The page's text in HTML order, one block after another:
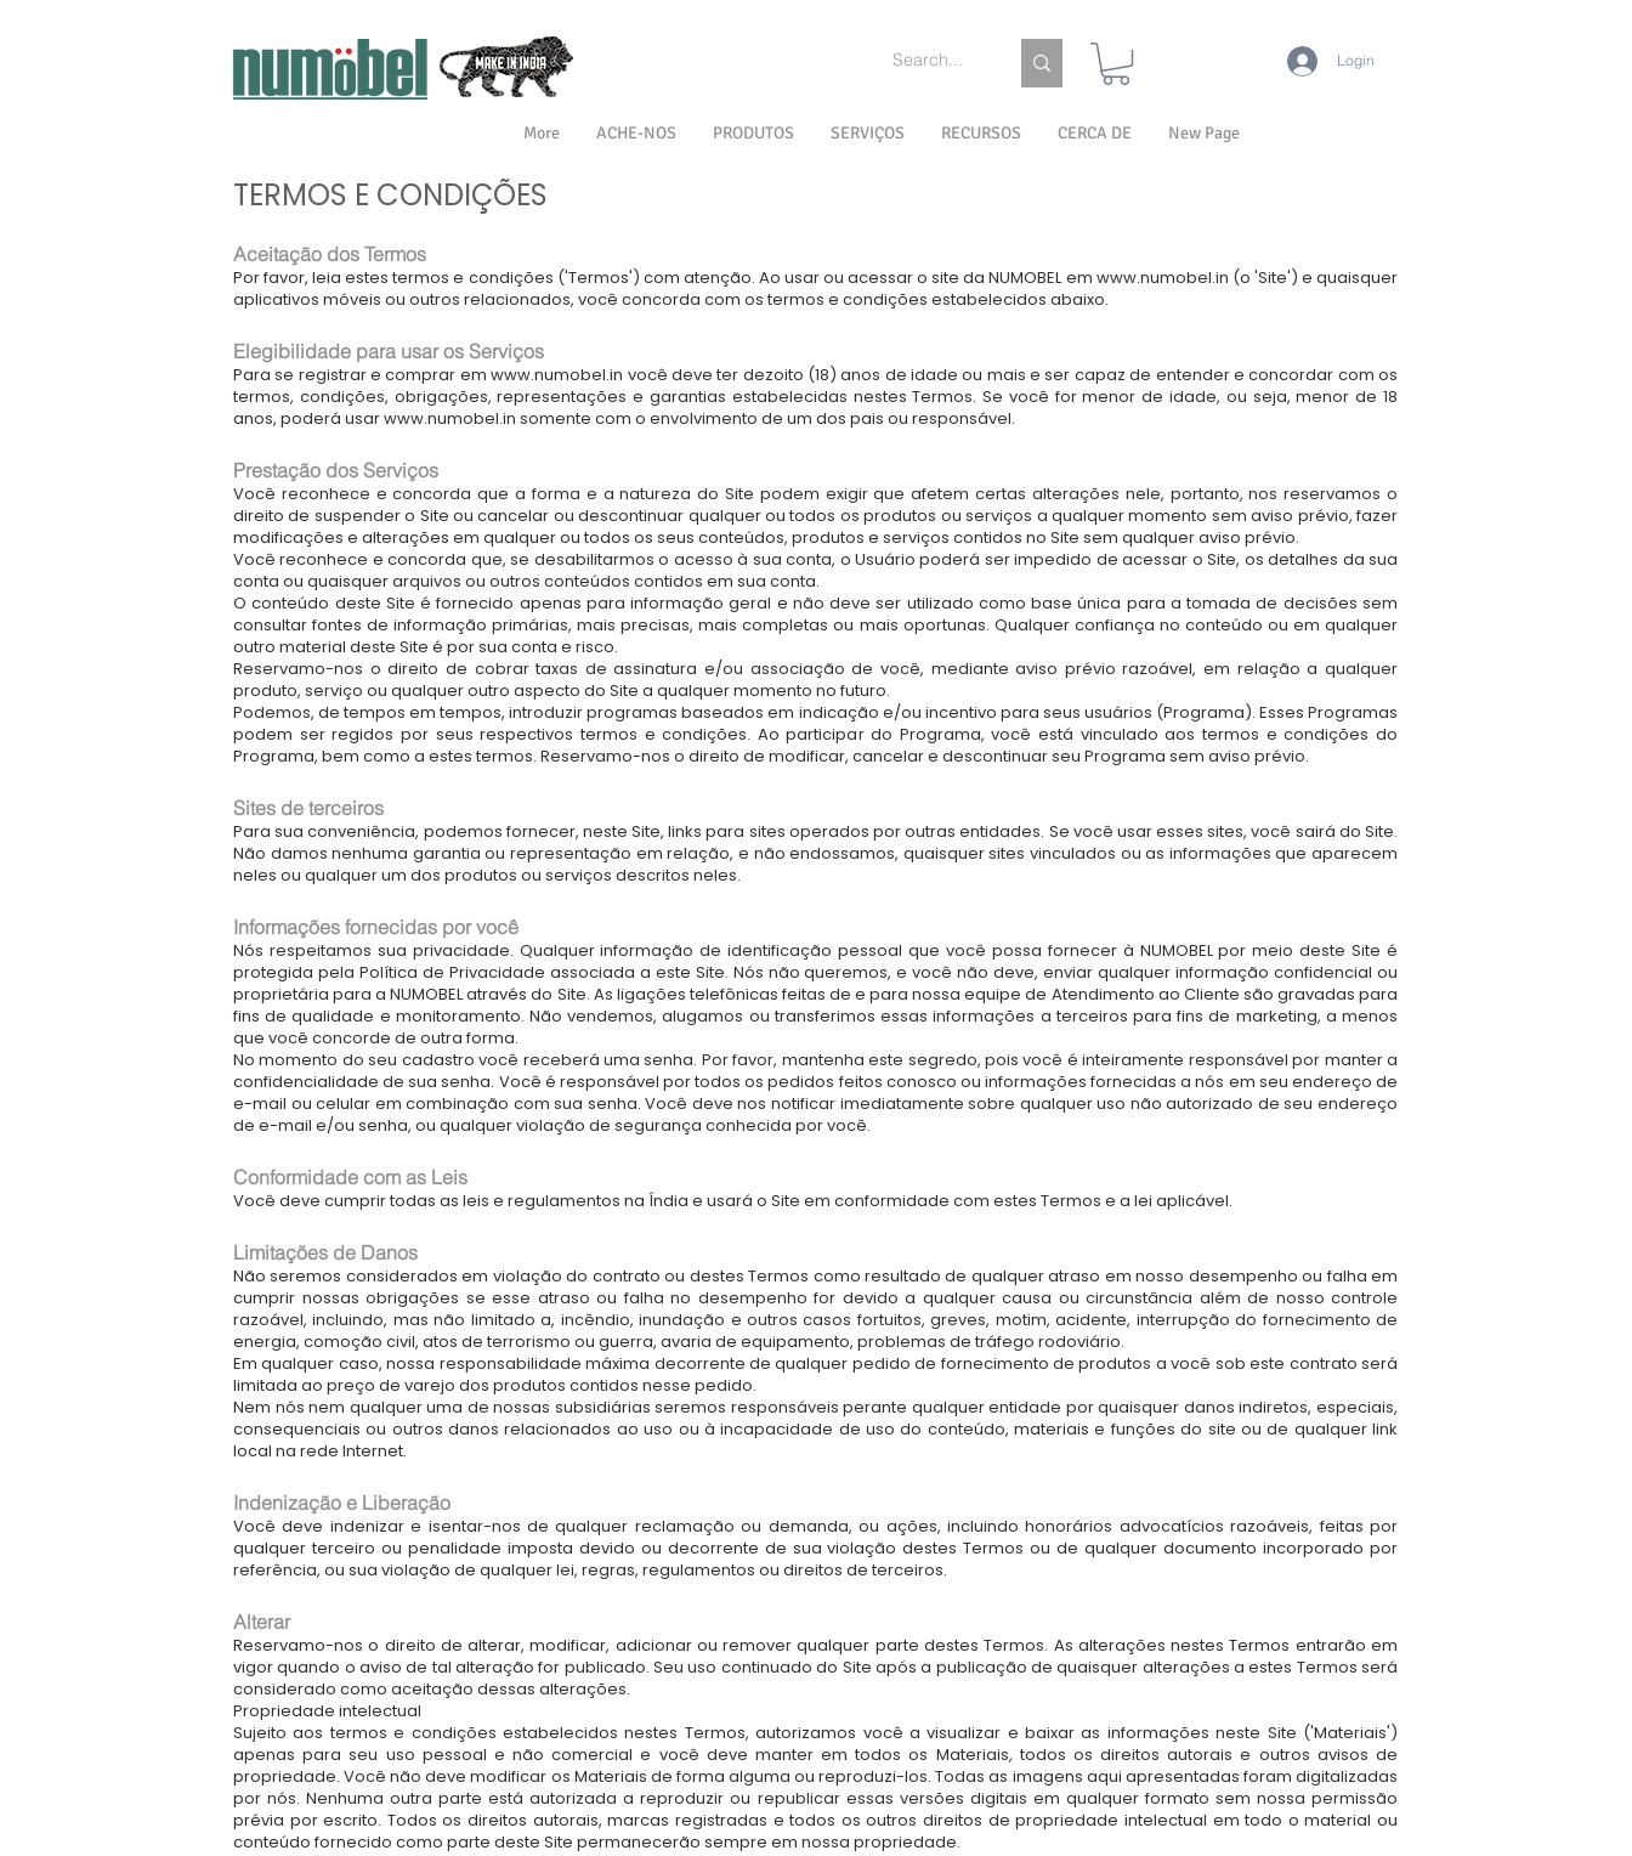
Login
New Page
CERCA DE
RECURSOS
SERVIÇOS
PRODUTOS
ACHE-NOS
More
TERMOS E CONDIÇÕES
Aceitação dos Termos
Por favor, leia estes termos e condições ('Termos') com atenção. Ao usar ou acessar o site da NUMOBEL em www.numobel.in (o 'Site') e quaisquer
aplicativos móveis ou outros relacionados, você concorda com os termos e condições estabelecidos abaixo.
Elegibilidade para usar os Serviços
Para se registrar e comprar emwww.numobel.in você deve ter dezoito (18) anos de idade ou mais e ser capaz de entender e concordar com os
termos, condições, obrigações, representações e garantias estabelecidas nestes Termos. Se você for menor de idade, ou seja, menor de 18
anos, poderá usarwww.numobel.in somente com o envolvimento de um dos pais ou responsável.
Prestação dos Serviços
Você reconhece e concorda que a forma e a natureza do Site podem exigir que afetem certas alterações nele, portanto, nos reservamos o
direito de suspender o Site ou cancelar ou descontinuar qualquer ou todos os produtos ou serviços a qualquer momento sem aviso prévio, fazer
modificações e alterações em qualquer ou todos os seus conteúdos, produtos e serviços contidos no Site sem qualquer aviso prévio.
Você reconhece e concorda que, se desabilitarmos o acesso à sua conta, o Usuário poderá ser impedido de acessar o Site, os detalhes da sua
conta ou quaisquer arquivos ou outros conteúdos contidos em sua conta.
O conteúdo deste Site é fornecido apenas para informação geral e não deve ser utilizado como base única para a tomada de decisões sem
consultar fontes de informação primárias, mais precisas, mais completas ou mais oportunas. Qualquer confiança no conteúdo ou em qualquer
outro material deste Site é por sua conta e risco.
Reservamo-nos o direito de cobrar taxas de assinatura e/ou associação de você, mediante aviso prévio razoável, em relação a qualquer
produto, serviço ou qualquer outro aspecto do Site a qualquer momento no futuro.
Podemos, de tempos em tempos, introduzir programas baseados em indicação e/ou incentivo para seus usuários (Programa). Esses Programas
podem ser regidos por seus respectivos termos e condições. Ao participar do Programa, você está vinculado aos termos e condições do
Programa, bem como a estes termos. Reservamo-nos o direito de modificar, cancelar e descontinuar seu Programa sem aviso prévio.
Sites de terceiros
Para sua conveniência, podemos fornecer, neste Site, links para sites operados por outras entidades. Se você usar esses sites, você sairá do Site.
Não damos nenhuma garantia ou representação em relação, e não endossamos, quaisquer sites vinculados ou as informações que aparecem
neles ou qualquer um dos produtos ou serviços descritos neles.
Informações fornecidas por você
Nós respeitamos sua privacidade. Qualquer informação de identificação pessoal que você possa fornecer à NUMOBEL por meio deste Site é
protegida pela Política de Privacidade associada a este Site. Nós não queremos, e você não deve, enviar qualquer informação confidencial ou
proprietária para a NUMOBEL através do Site. As ligações telefônicas feitas de e para nossa equipe de Atendimento ao Cliente são gravadas para
fins de qualidade e monitoramento. Não vendemos, alugamos ou transferimos essas informações a terceiros para fins de marketing, a menos
que você concorde de outra forma.
No momento do seu cadastro você receberá uma senha. Por favor, mantenha este segredo, pois você é inteiramente responsável por manter a
confidencialidade de sua senha. Você é responsável por todos os pedidos feitos conosco ou informações fornecidas a nós em seu endereço de
e-mail ou celular em combinação com sua senha. Você deve nos notificar imediatamente sobre qualquer uso não autorizado de seu endereço
de e-mail e/ou senha, ou qualquer violação de segurança conhecida por você.
Conformidade com as Leis
Você deve cumprir todas as leis e regulamentos na Índia e usará o Site em conformidade com estes Termos e a lei aplicável.
Limitações de Danos
Não seremos considerados em violação do contrato ou destes Termos como resultado de qualquer atraso em nosso desempenho ou falha em
cumprir nossas obrigações se esse atraso ou falha no desempenho for devido a qualquer causa ou circunstância além de nosso controle
razoável, incluindo, mas não limitado a, incêndio, inundação e outros casos fortuitos, greves, motim, acidente, interrupção do fornecimento de
energia, comoção civil, atos de terrorismo ou guerra, avaria de equipamento, problemas de tráfego rodoviário.
Em qualquer caso, nossa responsabilidade máxima decorrente de qualquer pedido de fornecimento de produtos a você sob este contrato será
limitada ao preço de varejo dos produtos contidos nesse pedido.
Nem nós nem qualquer uma de nossas subsidiárias seremos responsáveis perante qualquer entidade por quaisquer danos indiretos, especiais,
consequenciais ou outros danos relacionados ao uso ou à incapacidade de uso do conteúdo, materiais e funções do site ou de qualquer link
local na rede Internet.
Indenização e Liberação
Você deve indenizar e isentar-nos de qualquer reclamação ou demanda, ou ações, incluindo honorários advocatícios razoáveis, feitas por
qualquer terceiro ou penalidade imposta devido ou decorrente de sua violação destes Termos ou de qualquer documento incorporado por
referência, ou sua violação de qualquer lei, regras, regulamentos ou direitos de terceiros.
Alterar
Reservamo-nos o direito de alterar, modificar, adicionar ou remover qualquer parte destes Termos. As alterações nestes Termos entrarão em
vigor quando o aviso de tal alteração for publicado. Seu uso continuado do Site após a publicação de quaisquer alterações a estes Termos será
considerado como aceitação dessas alterações.
Propriedade intelectual
Sujeito aos termos e condições estabelecidos nestes Termos, autorizamos você a visualizar e baixar as informações neste Site ('Materiais')
apenas para seu uso pessoal e não comercial e você deve manter em todos os Materiais, todos os direitos autorais e outros avisos de
propriedade. Você não deve modificar os Materiais de forma alguma ou reproduzi-los. Todas as imagens aqui apresentadas foram digitalizadas
por nós. Nenhuma outra parte está autorizada a reproduzir ou republicar essas versões digitais em qualquer formato sem nossa permissão
prévia por escrito. Todos os direitos autorais, marcas registradas e todos os outros direitos de propriedade intelectual em todo o material ou
conteúdo fornecido como parte deste Site permanecerão sempre em nossa propriedade.